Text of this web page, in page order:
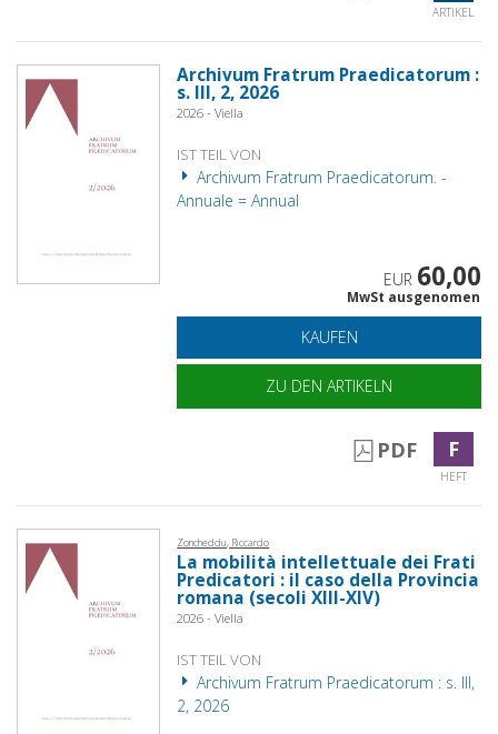
ARTIKEL
Archivum Fratrum Praedicatorum :
s. III, 2, 2026
2026 - Viella
IST TEIL VON
Archivum Fratrum Praedicatorum. -
Annuale = Annual
EUR 60,00
MwSt ausgenomen
KAUFEN
ZU DEN ARTIKELN
PDF F
HEFT
Zoncheddu, Riccardo
La mobilità intellettuale dei Frati
Predicatori : il caso della Provincia
romana (secoli XIII-XIV)
2026 - Viella
IST TEIL VON
Archivum Fratrum Praedicatorum : s. III,
2, 2026